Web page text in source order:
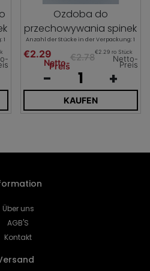
1
Ozdoba do
przechowywania spinek
Anzahl der Stücke in der Verpackung: 1
€2.29
Netto-
Preis
€2.78€2.29 ro Stück
Netto-
Preis
- +
KAUFEN
Über uns
AGB'S
Kontakt